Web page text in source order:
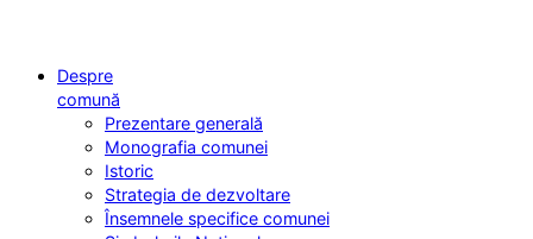
Despre
comună
Prezentare generală
Monografia comunei
Istoric
Strategia de dezvoltare
Însemnele specifice comunei